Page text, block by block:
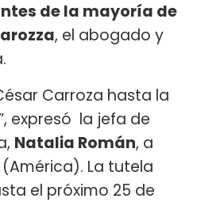
de la mayoría de
, el abogado y
Carroza hasta la
expresó la jefa de
Natalia Román, a
(América). La tutela
el próximo 25 de